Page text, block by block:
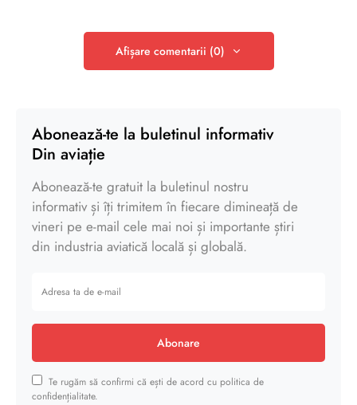
Afișare comentarii (0)
Abonează-te la buletinul informativ
Din aviație
Abonează-te gratuit la buletinul nostru
informativ și îți trimitem în fiecare dimineață de
vineri pe e-mail cele mai noi și importante știri
din industria aviatică locală și globală.
Abonare
Te rugăm să confirmi că ești de acord cu politica de
confidențialitate.